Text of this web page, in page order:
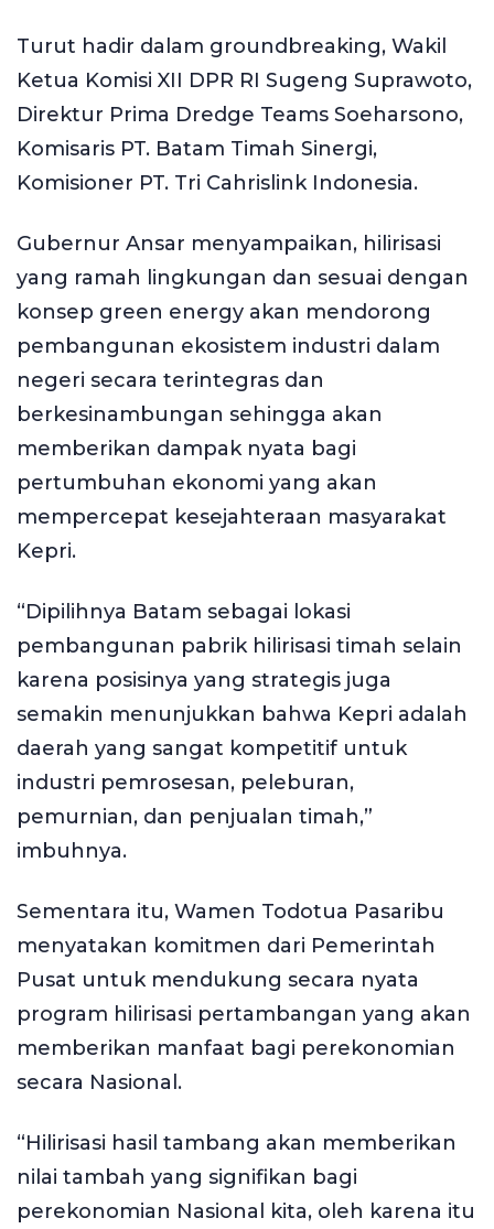
Turut hadir dalam groundbreaking, Wakil
Ketua Komisi XII DPR RI Sugeng Suprawoto,
Direktur Prima Dredge Teams Soeharsono,
Komisaris PT. Batam Timah Sinergi,
Komisioner PT. Tri Cahrislink Indonesia.
Gubernur Ansar menyampaikan, hilirisasi
yang ramah lingkungan dan sesuai dengan
konsep green energy akan mendorong
pembangunan ekosistem industri dalam
negeri secara terintegras dan
berkesinambungan sehingga akan
memberikan dampak nyata bagi
pertumbuhan ekonomi yang akan
mempercepat kesejahteraan masyarakat
Kepri.
“Dipilihnya Batam sebagai lokasi
pembangunan pabrik hilirisasi timah selain
karena posisinya yang strategis juga
semakin menunjukkan bahwa Kepri adalah
daerah yang sangat kompetitif untuk
industri pemrosesan, peleburan,
pemurnian, dan penjualan timah,”
imbuhnya.
Sementara itu, Wamen Todotua Pasaribu
menyatakan komitmen dari Pemerintah
Pusat untuk mendukung secara nyata
program hilirisasi pertambangan yang akan
memberikan manfaat bagi perekonomian
secara Nasional.
“Hilirisasi hasil tambang akan memberikan
nilai tambah yang signifikan bagi
perekonomian Nasional kita, oleh karena itu